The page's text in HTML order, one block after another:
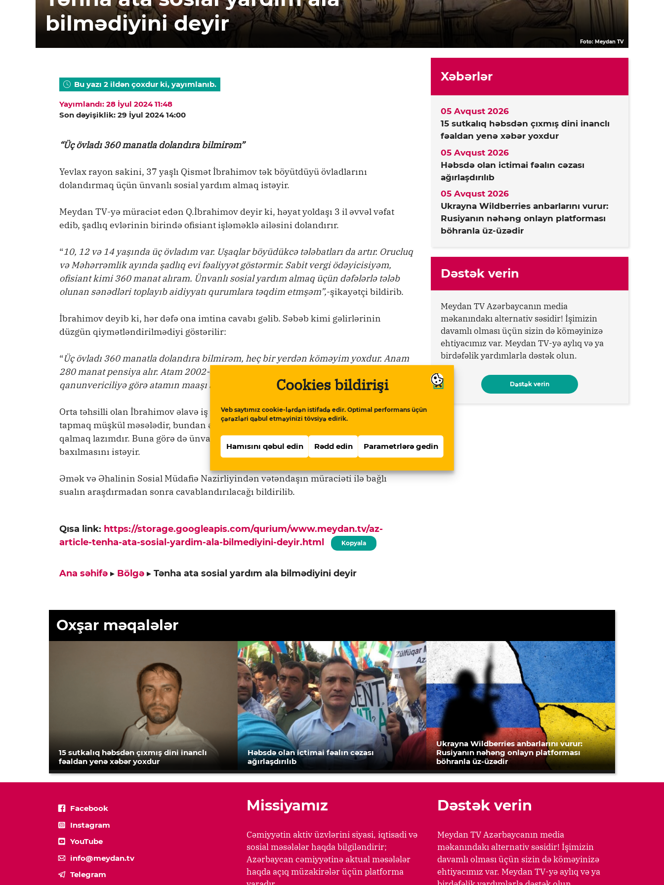
Cookies bildirişi
Veb saytımız cookie-lərdən istifadə edir. Optimal performans üçün
çərəzləri qəbul etməyinizi tövsiyə edirik.
Hamısını qəbul edin Rədd edin Parametrlərə gedin
bilmədiyini deyir
Foto: Meydan TV
Bu yazı 2 ildən çoxdur ki, yayımlanıb.
Yayımlandı: 28 İyul 2024 11:48
Son dəyişiklik: 29 İyul 2024 14:00
“Üç övladı 360 manatla dolandıra bilmirəm”
Yevlax rayon sakini, 37 yaşlı Qismət İbrahimov tək böyütdüyü övladlarını
dolandırmaq üçün ünvanlı sosial yardım almaq istəyir.
Meydan TV-yə müraciət edən Q.İbrahimov deyir ki, həyat yoldaşı 3 il əvvəl vəfat
edib, şadlıq evlərinin birində ofisiant işləməklə ailəsini dolandırır.
“10, 12 və 14 yaşında üç övladım var. Uşaqlar böyüdükcə tələbatları da artır. Orucluq
və Məhərrəmlik ayında şadlıq evi fəaliyyət göstərmir. Sabit vergi ödəyicisiyəm,
ofisiant kimi 360 manat alıram. Ünvanlı sosial yardım almaq üçün dəfələrlə tələb
olunan sənədləri toplayıb aidiyyatı qurumlara təqdim etmşəm”,-şikayətçi bildirib.
İbrahimov deyib ki, hər dəfə ona imtina cavabı gəlib. Səbəb kimi gəlirlərinin
düzgün qiymətləndirilmədiyi göstərilir:
“Üç övladı 360 manatla dolandıra bilmirəm, heç bir yerdən köməyim yoxdur. Anam
280 manat pensiya alır. Atam 2002-ci ildə iş yerində vəfat edib, mövcud
qanunvericiliyə görə atamın maaşı anama verilməlidir. Lakin onu da etmirlər”.
Orta təhsilli olan İbrahimov əlavə iş tapmaqda çətinlik çəkir. Deyir ki, rayonda iş
tapmaq müşkül məsələdir, bundan əlavə, uşaqlara nəzarət etmək, qayğılarına
qalmaq lazımdır. Buna görə də ünvanlı sosial yardım almaq üçün işinə ədalətlə
baxılmasını istəyir.
Əmək və Əhalinin Sosial Müdafiə Nazirliyindən vətəndaşın müraciəti ilə bağlı
sualın araşdırmadan sonra cavablandırılacağı bildirilib.
Qısa link: https://storage.googleapis.com/qurium/www.meydan.tv/az-
article-tenha-ata-sosial-yardim-ala-bilmediyini-deyir.html
Kopyala
Ana səhifə ▸ Bölgə ▸ Tənha ata sosial yardım ala bilmədiyini deyir
Xəbərlər
15 sutkalıq həbsdən çıxmış dini inanclı
fəaldan yenə xəbər yoxdur
05 Avqust 2026
Həbsdə olan ictimai fəalın cəzası
ağırlaşdırılıb
05 Avqust 2026
Ukrayna Wildberries anbarlarını vurur:
Rusiyanın nəhəng onlayn platforması
böhranla üz-üzədir
05 Avqust 2026
Dəstək verin
Meydan TV Azərbaycanın media
məkanındakı alternativ səsidir! İşimizin
davamlı olması üçün sizin də köməyinizə
ehtiyacımız var. Meydan TV-yə aylıq və ya
birdəfəlik yardımlarla dəstək olun.
Dəstək verin
Oxşar məqalələr
15 sutkalıq həbsdən çıxmış dini inanclı
fəaldan yenə xəbər yoxdur
Həbsdə olan ictimai fəalın cəzası
ağırlaşdırılıb
Ukrayna Wildberries anbarlarını vurur:
Rusiyanın nəhəng onlayn platforması
böhranla üz-üzədir
Facebook
Instagram
YouTube
info@meydan.tv
Telegram
Missiyamız
Cəmiyyətin aktiv üzvlərini siyasi, iqtisadi və
sosial məsələlər haqda bilgiləndirir;
Azərbaycan cəmiyyətinə aktual məsələlər
haqda açıq müzakirələr üçün platforma
Dəstək verin
Meydan TV Azərbaycanın media
məkanındakı alternativ səsidir! İşimizin
davamlı olması üçün sizin də köməyinizə
ehtiyacımız var. Meydan TV-yə aylıq və ya